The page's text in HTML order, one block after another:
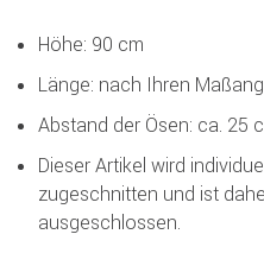
Höhe: 90 cm
Länge: nach Ihren
Abstand der Ösen: ca. 25
Dieser Artikel wird
zugeschnitten und ist
ausgeschlossen.